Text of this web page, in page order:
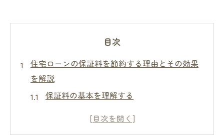
目次
住宅ローンの保証料を節約する理由とその効果
を解説
保証料の基本を理解する
節約がもたらす家計への影響